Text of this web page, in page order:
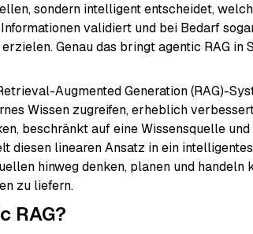
sondern intelligent entscheidet,
validiert und bei Bedarf
Genau das bringt agentic RAG
Augmented Generation (RAG)-
Wissen zugreifen, erheblich
beschränkt auf eine Wissensquelle
diesen linearen Ansatz in ein
hinweg denken, planen und handeln
zu liefern.
RAG?